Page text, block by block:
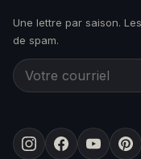
Une lettre par saison.
de spam.
InstagramFacebookYouTube